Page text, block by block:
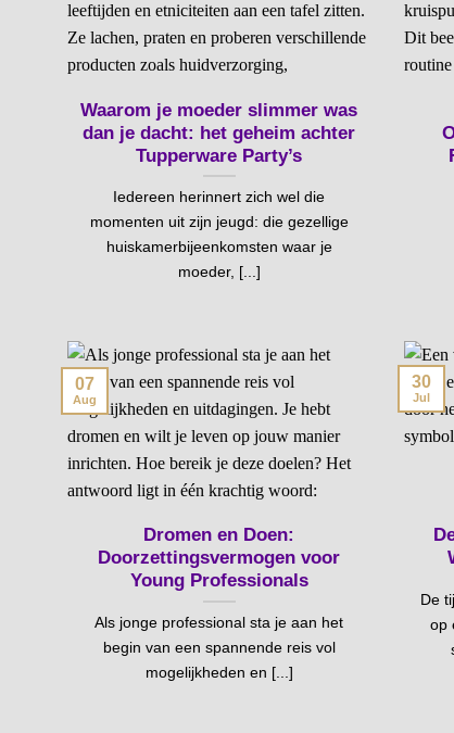
Waarom je moeder slimmer was
dan je dacht: het geheim achter
Tupperware Party’s
Iedereen herinnert zich wel die
momenten uit zijn jeugd: die gezellige
huiskamerbijeenkomsten waar je
moeder, [...]
Dromen en Doen:
Doorzettingsvermogen voor
Young Professionals
Als jonge professional sta je aan het
begin van een spannende reis vol
mogelijkheden en [...]
07
Aug
De
op
30
Jul